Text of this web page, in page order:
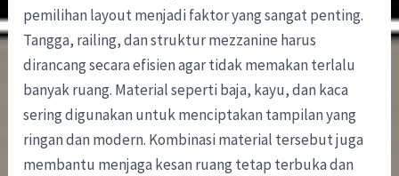
pemilihan layout menjadi faktor yang sangat penting.
Tangga, railing, dan struktur mezzanine harus
dirancang secara efisien agar tidak memakan terlalu
banyak ruang. Material seperti baja, kayu, dan kaca
sering digunakan untuk menciptakan tampilan yang
ringan dan modern. Kombinasi material tersebut juga
membantu menjaga kesan ruang tetap terbuka dan